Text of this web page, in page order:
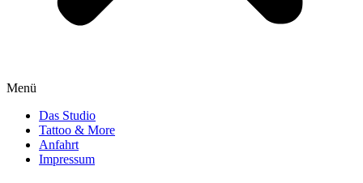
Menü
Das Studio
Tattoo & More
Anfahrt
Impressum